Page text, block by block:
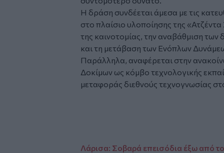
Η δράση συνδέεται άμεσα με τις
στο πλαίσιο υλοποίησης της
της καινοτομίας, την αναβάθμιση
και τη μετάβαση των Ενόπλων
Παράλληλα, αναφέρεται στην
Δοκίμων ως κόμβο τεχνολογικής
μεταφοράς διεθνούς τεχνογνωσίας
Λάρισα: Σοβαρά επεισόδια έξω από